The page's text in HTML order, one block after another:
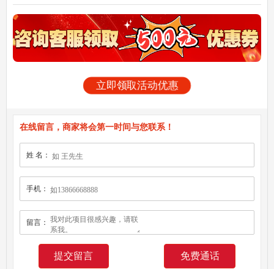
立即领取活动优惠
在线留言，商家将会第一时间与您联系！
姓 名：
手机：
留言：
免费通话